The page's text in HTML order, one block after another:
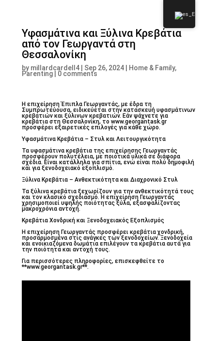
Υφασμάτινα και Ξύλινα Κρεβάτια
από τον Γεωργαντά στη
Θεσσαλονίκη
by millardcardell4| Sep 26, 2024| Home & Family,
Parenting| 0 comments
Η επιχείρηση Έπιπλα Γεωργαντάς, με έδρα τη
Συμπρωτεύουσα, ειδικεύεται στην κατασκευή υφασμάτινων
κρεβατιών και ξύλινων κρεβατιών. Εάν ψάχνετε για
κρεβάτια στη Θεσσαλονίκη, το www.georgantask.gr
προσφέρει εξαιρετικές επιλογές για κάθε χώρο.
Υφασμάτινα Κρεβάτια – Στυλ και Λειτουργικότητα
Τα υφασμάτινα κρεβάτια της επιχείρησης Γεωργαντάς
προσφέρουν πολυτέλεια, με ποιοτικά υλικά σε διάφορα
σχέδια. Είναι κατάλληλα για σπίτια, ενώ είναι πολύ δημοφιλή
και για ξενοδοχειακό εξοπλισμό.
Ξύλινα Κρεβάτια – Ανθεκτικότητα και Διαχρονικό Στυλ
Τα ξύλινα κρεβάτια ξεχωρίζουν για την ανθεκτικότητά τους
και τον κλασικό σχεδιασμό. Η επιχείρηση Γεωργαντάς
χρησιμοποιεί υψηλής ποιότητας ξύλα, εξασφαλίζοντας
μακροχρόνια αντοχή.
Κρεβάτια Χονδρική και Ξενοδοχειακός Εξοπλισμός
Η επιχείρηση Γεωργαντάς προσφέρει κρεβάτια χονδρική,
προσαρμοσμένα στις ανάγκες των ξενοδοχείων. Ξενοδοχεία
και ενοικιαζόμενα δωμάτια επιλέγουν τα κρεβάτια αυτά για
την ποιότητα και αντοχή τους.
Για περισσότερες πληροφορίες, επισκεφθείτε το
**www.georgantask.gr**.